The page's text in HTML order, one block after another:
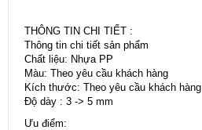
THÔNG TIN CHI TIẾT :
Thông tin chi tiết sản phẩm
Chất liệu: Nhựa PP
Màu: Theo yêu cầu khách hàng
Kích thước: Theo yêu cầu khách hàng
Độ dày : 3 -> 5 mm
Ưu điểm: